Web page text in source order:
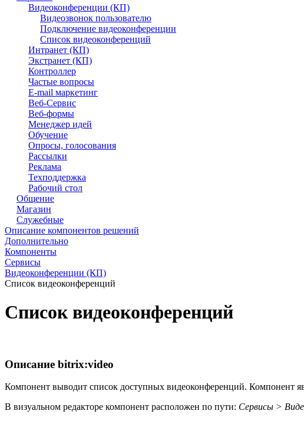
Видеоконференции (КП)
Видеозвонок пользователю
Подключение видеоконференции
Список видеоконференций
Интранет (КП)
Экстранет (КП)
Контроллер
Частые вопросы
E-mail маркетинг
Веб-Сервис
Веб-формы
Менеджер идей
Обучение
Опросы, голосования
Рассылки
Реклама
Техподдержка
Рабочий стол
Общение
Магазин
Служебные
Описание компонентов решений
Дополнительно
Компоненты
Сервисы
Видеоконференции (КП)
Список видеоконференций
Список видеоконференций
Описание bitrix:video
Компонент выводит список доступных видеоконференций. Компонент
В визуальном редакторе компонент расположен по пути: Сервисы >